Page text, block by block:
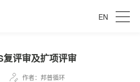
EN
评审及扩项评审
作者：邦普循环